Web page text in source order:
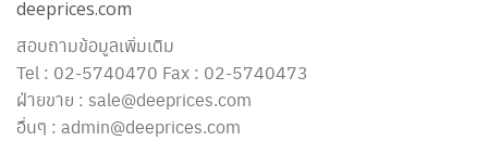
deeprices.com
สอบถามข้อมูลเพิ่มเติม
Tel : 02-5740470 Fax : 02-5740473
ฝ่ายขาย : sale@deeprices.com
อื่นๆ : admin@deeprices.com